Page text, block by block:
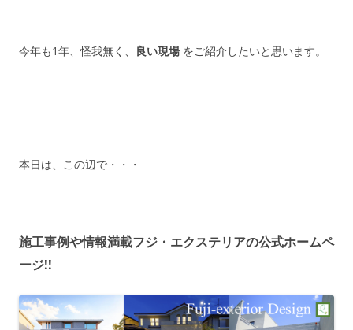
今年も1年、怪我無く、 良い現場 をご紹介したいと思います。
本日は、この辺で・・・
施工事例や情報満載フジ・エクステリアの公式ホームペ
ージ!!